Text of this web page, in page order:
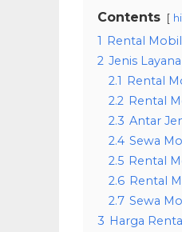
Contents
1 Rental
2 Jenis
2.1 Rental
2.2 Rental
2.3 Antar
2.4 Sewa
2.5 Rental
2.6 Rental
2.7 Sewa
3 Harga